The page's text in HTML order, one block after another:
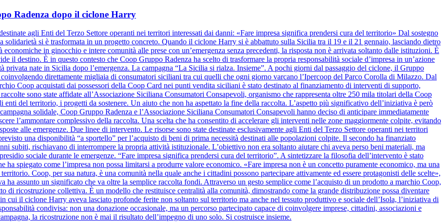
Radenza dopo il ciclone Harry
agli Enti del Terzo Settore operanti nei territori interessati dai danni: «Fare impresa significa prendersi cura del territorio» Dal sostegno
solidarietà si è trasformata in un progetto concreto. Quando il ciclone Harry si è abbattuto sulla Sicilia tra il 19 e il 21 gennaio, lasciando dietro
in ginocchio e intere comunità alle prese con un’emergenza senza precedenti, la risposta non è arrivata soltanto dalle istituzioni. È
il destino. È in questo contesto che Coop Gruppo Radenza ha scelto di trasformare la propria responsabilità sociale d’impresa in un’azione
nate in Sicilia dopo l’emergenza. La campagna “La Sicilia si rialza. Insieme”. A pochi giorni dal passaggio del ciclone, il Gruppo
direttamente migliaia di consumatori siciliani tra cui quelli che ogni giorno varcano l’Ipercoop del Parco Corolla di Milazzo. Dal
Coop acquistati dai possessori della Coop Card nei punti vendita siciliani è stato destinato al finanziamento di interventi di supporto,
sono state affidate all’Associazione Siciliana Consumatori Consapevoli, organismo che rappresenta oltre 250 mila titolari della Coop
del territorio, i progetti da sostenere. Un aiuto che non ha aspettato la fine della raccolta. L’aspetto più significativo dell’iniziativa è però
solidale, Coop Gruppo Radenza e l’Associazione Siciliana Consumatori Consapevoli hanno deciso di anticipare immediatamente
l’ammontare complessivo della raccolta. Una scelta che ha consentito di accelerare gli interventi nelle zone maggiormente colpite, evitando
alle emergenze. Due linee di intervento. Le risorse sono state destinate esclusivamente agli Enti del Terzo Settore operanti nei territori
una disponibilità “a sportello” per l’acquisto di beni di prima necessità destinati alle popolazioni colpite. Il secondo ha finanziato
subiti, rischiavano di interrompere la propria attività istituzionale. L’obiettivo non era soltanto aiutare chi aveva perso beni materiali, ma
sociale durante le emergenze. “Fare impresa significa prendersi cura del territorio”. A sintetizzare la filosofia dell’intervento è stato
ha spiegato come l’impresa non possa limitarsi a produrre valore economico. «Fare impresa non è un concetto puramente economico, ma una
Coop, per sua natura, è una comunità nella quale anche i cittadini possono partecipare attivamente ed essere protagonisti delle scelte»,
assunto un significato che va oltre la semplice raccolta fondi. Attraverso un gesto semplice come l’acquisto di un prodotto a marchio Coop,
di ricostruzione collettiva. È un modello che restituisce centralità alla comunità, dimostrando come la grande distribuzione possa diventare
cui il ciclone Harry aveva lasciato profonde ferite non soltanto sul territorio ma anche nel tessuto produttivo e sociale dell’Isola, l’iniziativa di
condivisa: non una donazione occasionale, ma un percorso partecipato capace di coinvolgere imprese, cittadini, associazioni e
la ricostruzione non è mai il risultato dell’impegno di uno solo. Si costruisce insieme.